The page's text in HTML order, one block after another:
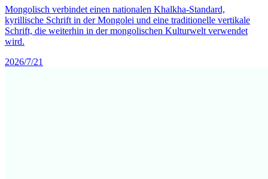
Mongolisch verbindet einen nationalen Khalkha-Standard,
kyrillische Schrift in der Mongolei und eine traditionelle vertikale
Schrift, die weiterhin in der mongolischen Kulturwelt verwendet
wird.
2026/7/21